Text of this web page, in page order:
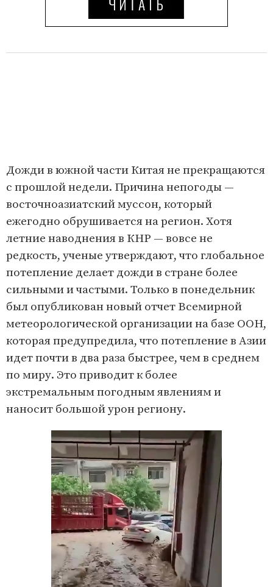
Дожди в южной части Китая не прекращаются
с прошлой недели. Причина непогоды —
восточноазиатский муссон, который
ежегодно обрушивается на регион. Хотя
летние наводнения в КНР — вовсе не
редкость, ученые утверждают, что глобальное
потепление делает дожди в стране более
сильными и частыми. Только в понедельник
был опубликован новый отчет Всемирной
метеорологической организации на базе ООН,
которая предупредила, что потепление в Азии
идет почти в два раза быстрее, чем в среднем
по миру. Это приводит к более
экстремальным погодным явлениям и
наносит большой урон региону.